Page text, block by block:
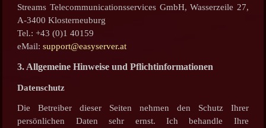
Streams Telecommunicationsservices GmbH, Wasserzeile 27,
A-3400 Klosterneuburg
Tel.: +43 (0)1 40159
eMail:support@easyserver.at
3. Allgemeine Hinweise und Pflichtinformationen
Datenschutz
Die Betreiber dieser Seiten nehmen den Schutz Ihrer
persönlichen Daten sehr ernst. Ich behandle Ihre